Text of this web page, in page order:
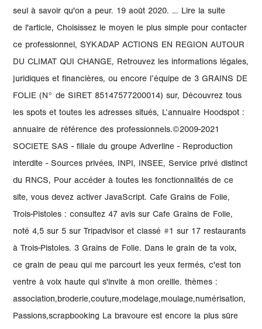
seul à savoir qu'on a peur. 19 août 2020. … Lire la suite
de l'article, Choisissez le moyen le plus simple pour contacter
ce professionnel, SYKADAP ACTIONS EN REGION AUTOUR
DU CLIMAT QUI CHANGE, Retrouvez les informations légales,
juridiques et financières, ou encore l’équipe de 3 GRAINS DE
FOLIE (N° de SIRET 85147577200014) sur, Découvrez tous
les spots et toutes les adresses situés, L’annuaire Hoodspot :
annuaire de référence des professionnels.©2009-2021
SOCIETE SAS - filiale du groupe Adverline - Reproduction
interdite - Sources privées, INPI, INSEE, Service privé distinct
du RNCS, Pour accéder à toutes les fonctionnalités de ce
site, vous devez activer JavaScript. Cafe Grains de Folie,
Trois-Pistoles : consultez 47 avis sur Cafe Grains de Folie,
noté 4,5 sur 5 sur Tripadvisor et classé #1 sur 17 restaurants
à Trois-Pistoles. 3 Grains de Folie. Dans le grain de ta voix,
ce grain de peau qui me parcourt les yeux fermés, c'est ton
ventre à voix haute qui s'invite à mon oreille. thèmes :
association,broderie,couture,modelage,moulage,numérisation,
Passions,scrapbooking La bravoure est encore la plus sûre